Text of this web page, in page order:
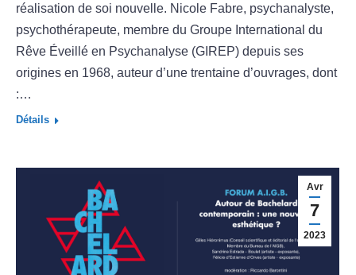
réalisation de soi nouvelle. Nicole Fabre, psychanalyste,
psychothérapeute, membre du Groupe International du
Rêve Éveillé en Psychanalyse (GIREP) depuis ses
origines en 1968, auteur d’une trentaine d’ouvrages, dont
:…
Détails
Avr
7
2023